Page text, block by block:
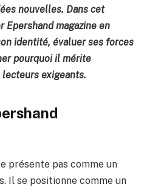
nouvelles. Dans cet
magazine en
identité, évaluer ses forces
pourquoi il mérite
exigeants.
présente pas comme un
Il se positionne comme un